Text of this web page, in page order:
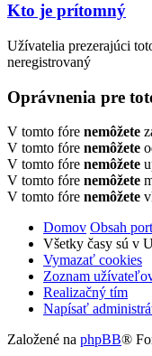
Kto je prítomný
Užívatelia prezerajúci
neregistrovaný
Oprávnenia pre
V tomto fóre nemôžete
V tomto fóre nemôžete
V tomto fóre nemôžete
V tomto fóre nemôžete
V tomto fóre nemôžete
Domov Obsah
Všetky časy sú v
Vymazať cookies
Zoznam
Realizačný tím
Napísať
Založené na phpBB®